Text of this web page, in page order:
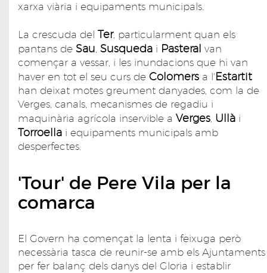
xarxa viària i equipaments municipals.
La crescuda del Ter, particularment quan els
pantans de Sau, Susqueda i Pasteral van
començar a vessar, i les inundacions que hi van
haver en tot el seu curs de Colomers a l'Estartit
han deixat motes greument danyades, com la de
Verges, canals, mecanismes de regadiu i
maquinària agrícola inservible a Verges, Ullà i
Torroella i equipaments municipals amb
desperfectes.
'Tour' de Pere Vila per la
comarca
El Govern ha començat la lenta i feixuga però
necessària tasca de reunir-se amb els Ajuntaments
per fer balanç dels danys del Gloria i establir